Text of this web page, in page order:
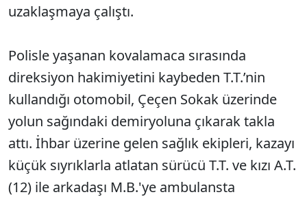
uzaklaşmaya çalıştı.
Polisle yaşanan kovalamaca sırasında
direksiyon hakimiyetini kaybeden T.T.’nin
kullandığı otomobil, Çeçen Sokak üzerinde
yolun sağındaki demiryoluna çıkarak takla
attı. İhbar üzerine gelen sağlık ekipleri, kazayı
küçük sıyrıklarla atlatan sürücü T.T. ve kızı A.T.
(12) ile arkadaşı M.B.'ye ambulansta